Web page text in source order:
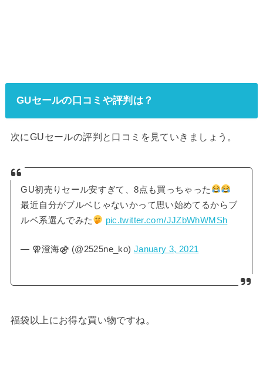
GUセールの口コミや評判は？
次にGUセールの評判と口コミを見ていきましょう。
GU初売りセール安すぎて、8点も買っちゃった
最近自分がブルベじゃないかって思い始めてるからブ
ルベ系選んでみた
pic.twitter.com/JJZbWhWMSh
— ⚢澄海⚣ (@2525ne_ko) January 3, 2021
福袋以上にお得な買い物ですね。